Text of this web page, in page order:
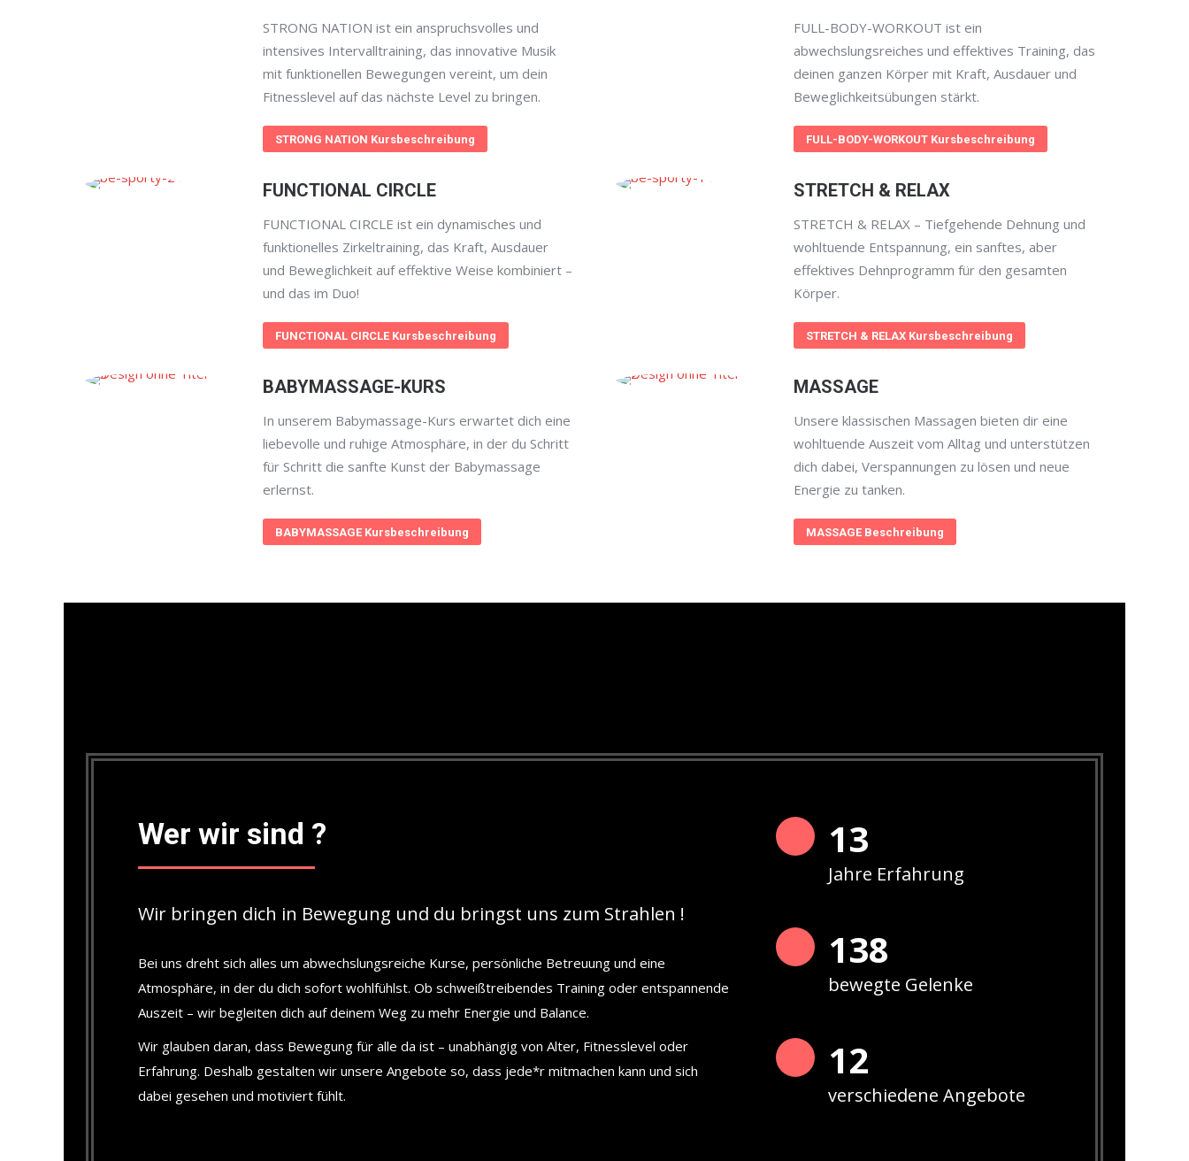
STRONG NATION ist ein anspruchsvolles und
intensives Intervalltraining, das innovative Musik
mit funktionellen Bewegungen vereint, um dein
Fitnesslevel auf das nächste Level zu bringen.
STRONG NATION Kursbeschreibung
FUNCTIONAL CIRCLE
FUNCTIONAL CIRCLE ist ein dynamisches und
funktionelles Zirkeltraining, das Kraft, Ausdauer
und Beweglichkeit auf effektive Weise kombiniert –
und das im Duo!
FUNCTIONAL CIRCLE Kursbeschreibung
BABYMASSAGE-KURS
In unserem Babymassage-Kurs erwartet dich eine
liebevolle und ruhige Atmosphäre, in der du Schritt
für Schritt die sanfte Kunst der Babymassage
erlernst.
BABYMASSAGE Kursbeschreibung
FULL-BODY-WORKOUT ist ein
abwechslungsreiches und effektives Training, das
deinen ganzen Körper mit Kraft, Ausdauer und
Beweglichkeitsübungen stärkt.
FULL-BODY-WORKOUT Kursbeschreibung
STRETCH & RELAX
STRETCH & RELAX – Tiefgehende Dehnung und
wohltuende Entspannung, ein sanftes, aber
effektives Dehnprogramm für den gesamten
Körper.
STRETCH & RELAX Kursbeschreibung
MASSAGE
Unsere klassischen Massagen bieten dir eine
wohltuende Auszeit vom Alltag und unterstützen
dich dabei, Verspannungen zu lösen und neue
Energie zu tanken.
MASSAGE Beschreibung
Wer wir sind ?
Wir bringen dich in Bewegung und du bringst uns zum Strahlen !
Bei uns dreht sich alles um abwechslungsreiche Kurse, persönliche Betreuung und eine
Atmosphäre, in der du dich sofort wohlfühlst. Ob schweißtreibendes Training oder entspannende
Auszeit – wir begleiten dich auf deinem Weg zu mehr Energie und Balance.
Wir glauben daran, dass Bewegung für alle da ist – unabhängig von Alter, Fitnesslevel oder
Erfahrung. Deshalb gestalten wir unsere Angebote so, dass jede*r mitmachen kann und sich
dabei gesehen und motiviert fühlt.
13
Jahre Erfahrung
141
bewegte Gelenke
12
verschiedene Angebote